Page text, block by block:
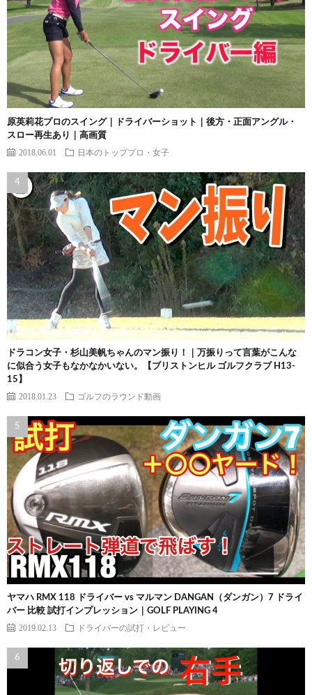
原英莉花プロのスイング｜ドライバーショット｜後方・正面アングル・
スロー再生あり｜高画質
2018.06.01 日本のトッププロ・女子
ドラコン女子・杉山美帆ちゃんのマン振り！｜万振りって言葉がこんな
に似合う女子もなかなかいない。【ブリストンヒル ゴルフクラブ H13-
15】
2018.01.23 ゴルフのラウンド動画
ヤマハ RMX 118 ドライバー vs マルマン DANGAN（ダンガン）7 ドライ
バー 比較 試打インプレッション｜GOLF PLAYING 4
2019.02.13 ドライバーの試打・レビュー